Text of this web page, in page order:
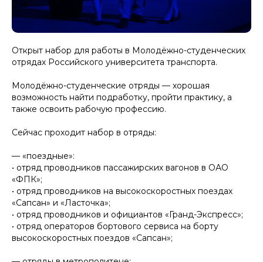
Открыт набор для работы в Молодёжно-студенческих
отрядах Российского университета транспорта.
Молодёжно-студенческие отряды — хорошая
возможность найти подработку, пройти практику, а
также освоить рабочую профессию.
Сейчас проходит набор в отряды:
— «поездные»:
• отряд проводников пассажирских вагонов в ОАО
«ФПК»;
• отряд проводников на высокоскоростных поездах
«Сапсан» и «Ласточка»;
• отряд проводников и официантов «Гранд-Экспресс»;
• отряд операторов бортового сервиса на борту
высокоскоростных поездов «Сапсан»;